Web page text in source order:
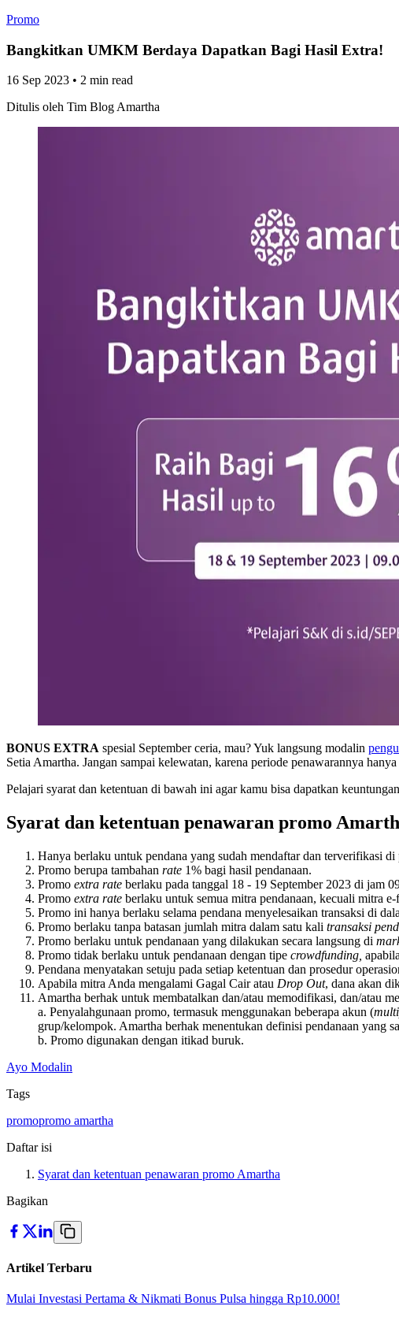
Promo
Bangkitkan UMKM Berdaya Dapatkan Bagi Hasil Extra!
16 Sep 2023 • 2 min read
Ditulis oleh Tim Blog Amartha
BONUS EXTRA spesial September ceria, mau? Yuk langsung modalin
Setia Amartha. Jangan sampai kelewatan, karena periode penawarannya
Pelajari syarat dan ketentuan di bawah ini agar kamu bisa dapatkan
Syarat dan ketentuan penawaran promo
Hanya berlaku untuk pendana yang sudah mendaftar dan terverifikasi
Promo berupa tambahan rate 1% bagi hasil pendanaan.
Promo extra rate berlaku pada tanggal 18 - 19 September 2023 di jam
Promo extra rate berlaku untuk semua mitra pendanaan, kecuali mitra e-
Promo ini hanya berlaku selama pendana menyelesaikan transaksi di
Promo berlaku tanpa batasan jumlah mitra dalam satu kali transaksi
Promo berlaku untuk pendanaan yang dilakukan secara langsung di
Promo tidak berlaku untuk pendanaan dengan tipe crowdfunding,
Pendana menyatakan setuju pada setiap ketentuan dan prosedur
Apabila mitra Anda mengalami Gagal Cair atau Drop Out, dana akan
Amartha berhak untuk membatalkan dan/atau memodifikasi, dan/atau
a. Penyalahgunaan promo, termasuk menggunakan beberapa akun (
grup/kelompok. Amartha berhak menentukan definisi pendanaan yang
b. Promo digunakan dengan itikad buruk.
Ayo Modalin
Tags
promopromo amartha
Daftar isi
Syarat dan ketentuan penawaran promo Amartha
Bagikan
Artikel Terbaru
Mulai Investasi Pertama & Nikmati Bonus Pulsa hingga Rp10.000!